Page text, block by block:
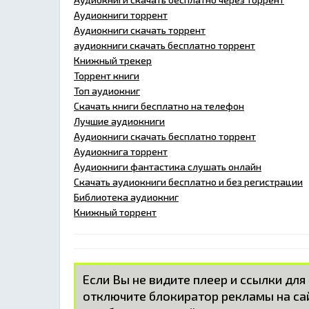
Аудиокниги торрент
Аудиокниги скачать торрент
аудиокниги скачать бесплатно торрент
Книжный трекер
Торрент книги
Топ аудиокниг
Скачать книги бесплатно на телефон
Лучшие аудиокниги
Аудиокниги скачать бесплатно торрент
Аудиокнига торрент
Аудиокниги фантастика слушать онлайн
Скачать аудиокниги бесплатно и без регистрации
Библиотека аудиокниг
Книжный торрент
Если Вы не видите плеер и ссылки
отключите блокиратор рекламы на